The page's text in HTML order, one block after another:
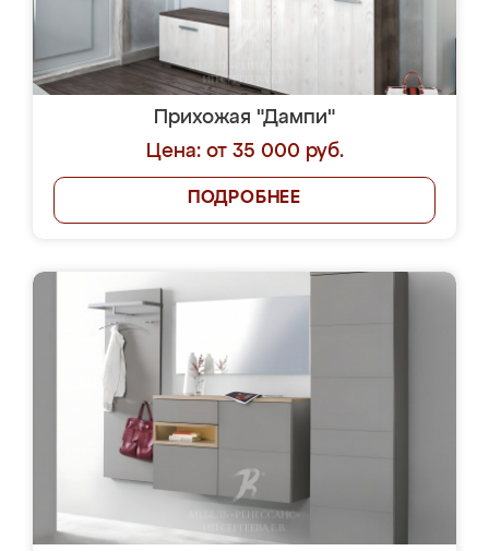
Прихожая "Дампи"
Цена: от 35 000 руб.
ПОДРОБНЕЕ